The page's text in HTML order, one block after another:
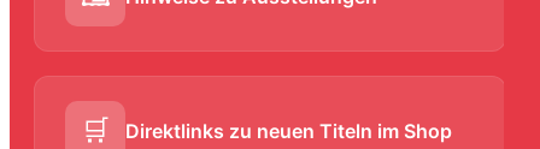
🛒 Direktlinks zu neuen Titeln im Shop